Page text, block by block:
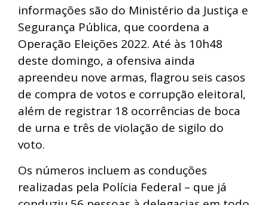
informações são do Ministério da Justiça e
Segurança Pública, que coordena a
Operação Eleições 2022. Até às 10h48
deste domingo, a ofensiva ainda
apreendeu nove armas, flagrou seis casos
de compra de votos e corrupção eleitoral,
além de registrar 18 ocorrências de boca
de urna e três de violação de sigilo do
voto.
Os números incluem as conduções
realizadas pela Polícia Federal – que já